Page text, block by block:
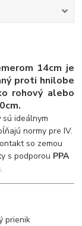
14cm je
proti hnilobe
rohový alebo
sú ideálnym
normy pre IV.
so zemou
s podporou PPA
prienik